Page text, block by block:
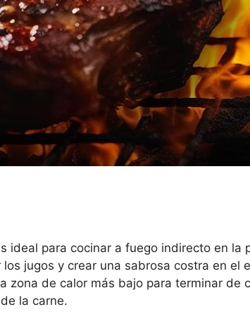
ideal para cocinar a fuego indirecto en la
jugos y crear una sabrosa costra en el
de calor más bajo para terminar de
la carne.